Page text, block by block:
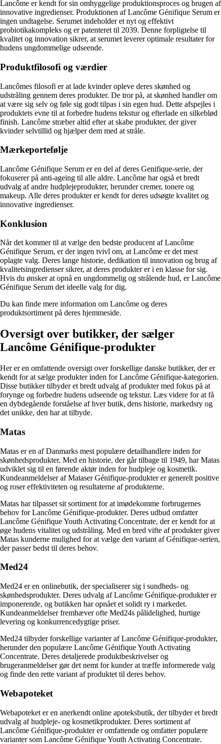
Lancôme er kendt for sin omhyggelige produktionsproces og brugen af
innovative ingredienser. Produktionen af Lancôme Génifique Serum er
ingen undtagelse. Serumet indeholder et nyt og effektivt
probiotikakompleks og er patenteret til 2039. Denne forpligtelse til
kvalitet og innovation sikrer, at serumet leverer optimale resultater for
hudens ungdommelige udseende.
Produktfilosofi og værdier
Lancômes filosofi er at lade kvinder opleve deres skønhed og
udstråling gennem deres produkter. De tror på, at skønhed handler om
at være sig selv og føle sig godt tilpas i sin egen hud. Dette afspejles i
produktets evne til at forbedre hudens tekstur og efterlade en silkeblød
finish. Lancôme stræber altid efter at skabe produkter, der giver
kvinder selvtillid og hjælper dem med at stråle.
Mærkeportefølje
Lancôme Génifique Serum er en del af deres Genifique-serie, der
fokuserer på anti-ageing til alle aldre. Lancôme har også et bredt
udvalg af andre hudplejeprodukter, herunder cremer, tonere og
makeup. Alle deres produkter er kendt for deres udsøgte kvalitet og
innovative ingredienser.
Konklusion
Når det kommer til at vælge den bedste producent af Lancôme
Génifique Serum, er der ingen tvivl om, at Lancôme er det mest
oplagte valg. Deres lange historie, dedikation til innovation og brug af
kvalitetsingredienser sikrer, at deres produkter er i en klasse for sig.
Hvis du ønsker at opnå en ungdommelig og strålende hud, er Lancôme
Génifique Serum det ideelle valg for dig.
Du kan finde mere information om Lancôme og deres
produktsortiment på deres hjemmeside.
Oversigt over butikker, der sælger
Lancôme Génifique-produkter
Her er en omfattende oversigt over forskellige danske butikker, der er
kendt for at sælge produkter inden for Lancôme Génifique-kategorien.
Disse butikker tilbyder et bredt udvalg af produkter med fokus på at
forynge og forbedre hudens udseende og tekstur. Læs videre for at få
en dybdegående forståelse af hver butik, dens historie, markedsry og
det unikke, den har at tilbyde.
Matas
Matas er en af Danmarks mest populære detailhandlere inden for
skønhedsprodukter. Med en historie, der går tilbage til 1949, har Matas
udviklet sig til en førende aktør inden for hudpleje og kosmetik.
Kundeanmeldelser af Mataser Génifique-produkter er generelt positive
og roser effektiviteten og resultaterne af produkterne.
Matas har tilpasset sit sortiment for at imødekomme forbrugernes
behov for Lancôme Génifique-produkter. Deres udbud omfatter
Lancôme Génifique Youth Activating Concentrate, der er kendt for at
øge hudens vitalitet og udstråling. Med en bred vifte af produkter giver
Matas kunderne mulighed for at vælge den variant af Génifique-serien,
der passer bedst til deres behov.
Med24
Med24 er en onlinebutik, der specialiserer sig i sundheds- og
skønhedsprodukter. Deres udvalg af Lancôme Génifique-produkter er
imponerende, og butikken har opnået et solidt ry i markedet.
Kundeanmeldelser fremhæver ofte Med24s pålidelighed, hurtige
levering og konkurrencedygtige priser.
Med24 tilbyder forskellige varianter af Lancôme Génifique-produkter,
herunder den populære Lancôme Génifique Youth Activating
Concentrate. Deres detaljerede produktbeskrivelser og
brugeranmeldelser gør det nemt for kunder at træffe informerede valg
og finde den rette variant af produktet til deres behov.
Webapoteket
Webapoteket er en anerkendt online apoteksbutik, der tilbyder et bredt
udvalg af hudpleje- og kosmetikprodukter. Deres sortiment af
Lancôme Génifique-produkter er omfattende og omfatter populære
varianter som Lancôme Génifique Youth Activating Concentrate.